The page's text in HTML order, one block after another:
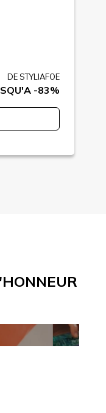
DE STYLIAFOE
-83%
TAILOR